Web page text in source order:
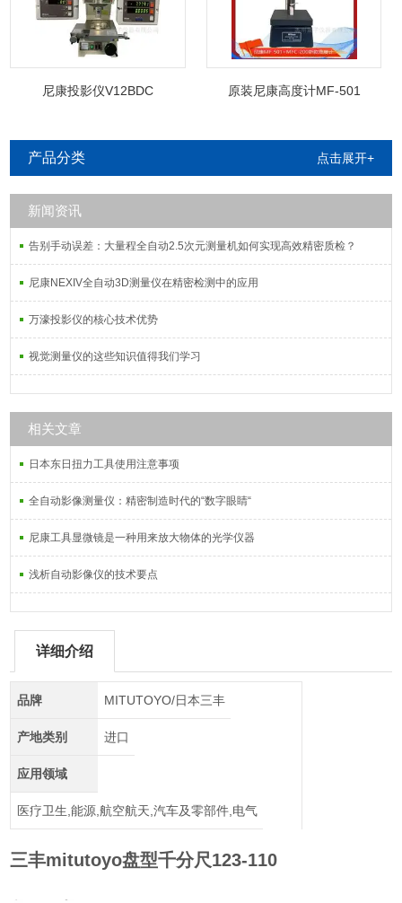
尼康投影仪V12BDC 原装尼康高度计MF-501
产品分类 点击展开+
新闻资讯
告别手动误差：大量程全自动2.5次元测量机如何实现高效精密质检？
尼康NEXIV全自动3D测量仪在精密检测中的应用
万濠投影仪的核心技术优势
视觉测量仪的这些知识值得我们学习
相关文章
日本东日扭力工具使用注意事项
全自动影像测量仪：精密制造时代的“数字眼睛“
尼康工具显微镜是一种用来放大物体的光学仪器
浅析自动影像仪的技术要点
详细介绍
品牌 MITUTOYO/日本三丰
产地类别 进口
应用领域
医疗卫生,能源,航空航天,汽车及零部件,电气
三丰mitutoyo盘型千分尺123-110